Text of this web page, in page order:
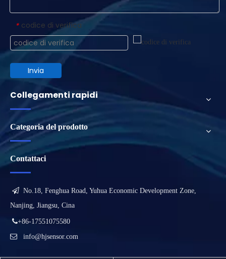
* codice di verifica
Invia
Collegamenti rapidi
Categoria del prodotto
Contattaci
 No.18, Fenghua Road, Yuhua Economic Development Zone,
Nanjing, Jiangsu, Cina
+86-17551075580
 info@hjsensor.com